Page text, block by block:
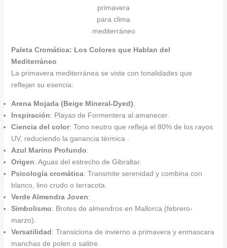
primavera
para clima
mediterráneo
Paleta Cromática: Los Colores que Hablan del
Mediterráneo
La primavera mediterránea se viste con tonalidades que
reflejan su esencia:
Arena Mojada (Beige Mineral-Dyed):
Inspiración: Playas de Formentera al amanecer.
Ciencia del color: Tono neutro que refleja el 80% de los rayos
UV, reduciendo la ganancia térmica .
Azul Marino Profundo:
Origen: Aguas del estrecho de Gibraltar.
Psicología cromática: Transmite serenidad y combina con
blanco, lino crudo o terracota.
Verde Almendra Joven:
Simbolismo: Brotes de almendros en Mallorca (febrero-
marzo).
Versatilidad: Transiciona de invierno a primavera y enmascara
manchas de polen o salitre.